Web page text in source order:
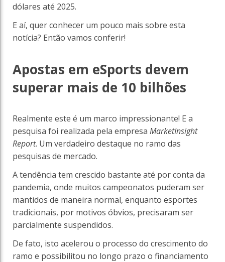
dólares até 2025.
E aí, quer conhecer um pouco mais sobre esta
notícia? Então vamos conferir!
Apostas em eSports devem
superar mais de 10 bilhões
Realmente este é um marco impressionante! E a
pesquisa foi realizada pela empresa MarketInsight
Report. Um verdadeiro destaque no ramo das
pesquisas de mercado.
A tendência tem crescido bastante até por conta da
pandemia, onde muitos campeonatos puderam ser
mantidos de maneira normal, enquanto esportes
tradicionais, por motivos óbvios, precisaram ser
parcialmente suspendidos.
De fato, isto acelerou o processo do crescimento do
ramo e possibilitou no longo prazo o financiamento